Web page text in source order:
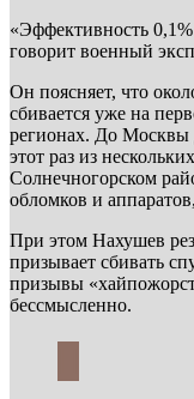
«Эффективность
говорит военный
Он поясняет, что
сбивается уже на
регионах. До Москвы
этот раз из
Солнечногорском
обломков и
При этом Нахушев
призывает сбивать
призывы
бессмысленно.